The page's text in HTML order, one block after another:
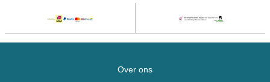
Over ons